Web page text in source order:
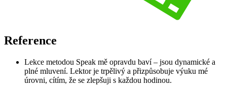
Reference
Lekce metodou Speak mě opravdu baví – jsou dynamické a
plné mluvení. Lektor je trpělivý a přizpůsobuje výuku mé
úrovni, cítím, že se zlepšuji s každou hodinou.